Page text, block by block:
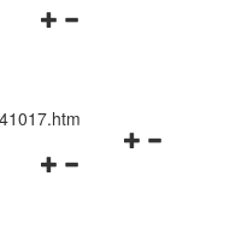
Navigationsmenü
Navigationsmenü